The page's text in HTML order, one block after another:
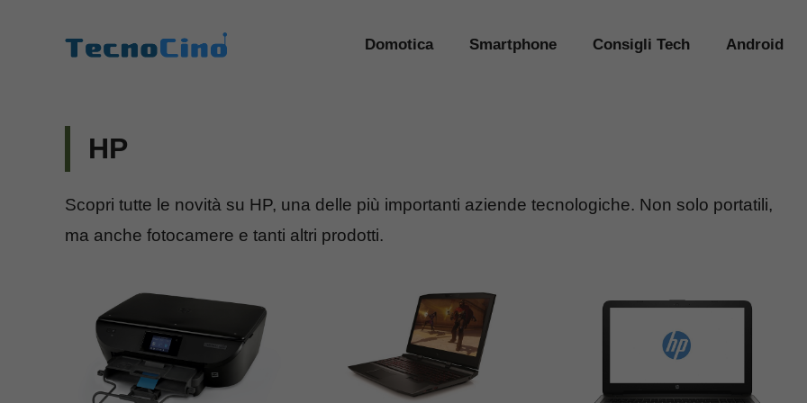
Domotica Smartphone Consigli Tech Android
HP
Scopri tutte le novità su HP, una delle più importanti aziende tecnologiche. Non solo portatili,
ma anche fotocamere e tanti altri prodotti.